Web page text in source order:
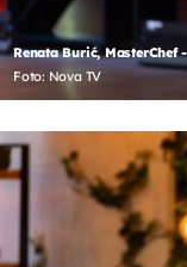
Renata Burić, MasterChef
Foto: Nova TV